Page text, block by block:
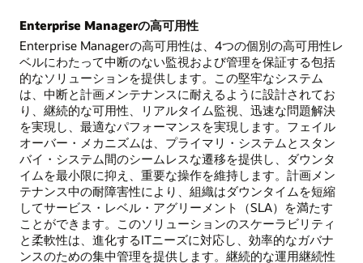
Enterprise Managerの高可用性
Enterprise Managerの高可用性は、4つの個別の高可用性レ
ベルにわたって中断のない監視および管理を保証する包括
的なソリューションを提供します。この堅牢なシステム
は、中断と計画メンテナンスに耐えるように設計されてお
り、継続的な可用性、リアルタイム監視、迅速な問題解決
を実現し、最適なパフォーマンスを実現します。フェイル
オーバー・メカニズムは、プライマリ・システムとスタン
バイ・システム間のシームレスな遷移を提供し、ダウンタ
イムを最小限に抑え、重要な操作を維持します。計画メン
テナンス中の耐障害性により、組織はダウンタイムを短縮
してサービス・レベル・アグリーメント（SLA）を満たす
ことができます。このソリューションのスケーラビリティ
と柔軟性は、進化するITニーズに対応し、効率的なガバナ
ンスのための集中管理を提供します。継続的な運用継続性